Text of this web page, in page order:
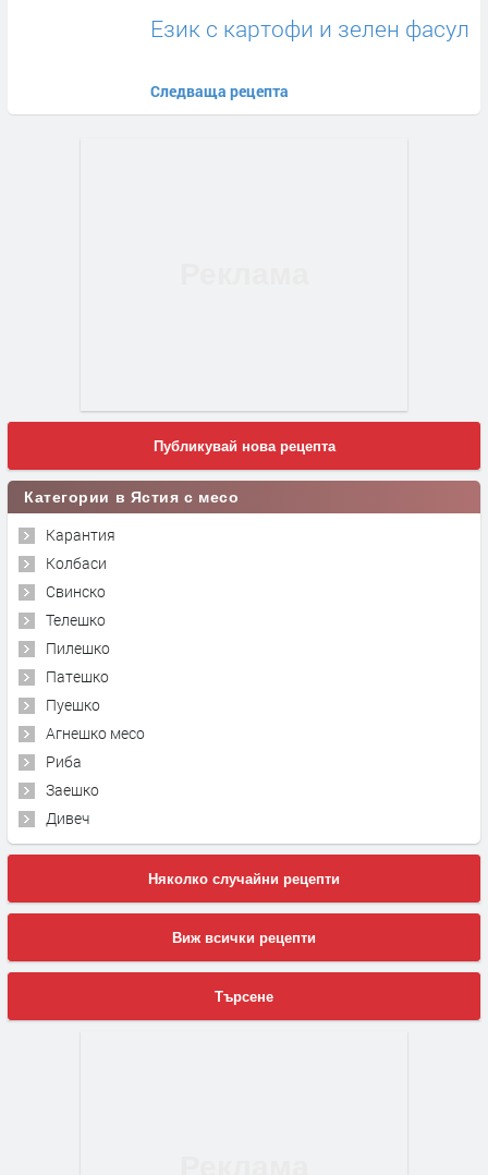
Език с картофи и зелен фасул
Следваща рецепта
Публикувай нова рецепта
Категории в Ястия с месо
Карантия
Колбаси
Свинско
Телешко
Пилешко
Патешко
Пуешко
Агнешко месо
Риба
Заешко
Дивеч
Няколко случайни рецепти
Виж всички рецепти
Търсене